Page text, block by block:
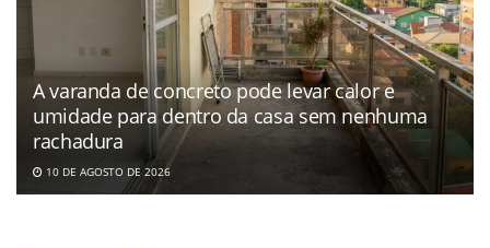
A varanda de concreto pode levar calor e
umidade para dentro da casa sem nenhuma
rachadura
10 DE AGOSTO DE 2026